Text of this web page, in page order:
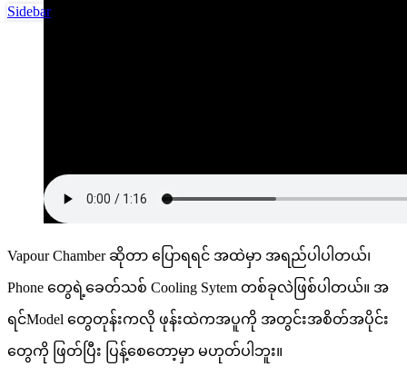
Vapour Chamber ဆိုတာ ပြောရရင် အထဲမှာ အရည်ပါပါတယ်၊
Phone တွေရဲ့ခေတ်သစ် Cooling Sytem တစ်ခုလဲဖြစ်ပါတယ်။ အ
ရင်Model တွေတုန်းကလို ဖုန်းထဲကအပူကို အတွင်းအစိတ်အပိုင်း
တွေကို ဖြတ်ပြီး ပြန့်စေတော့မှာ မဟုတ်ပါဘူး။
Sidebar